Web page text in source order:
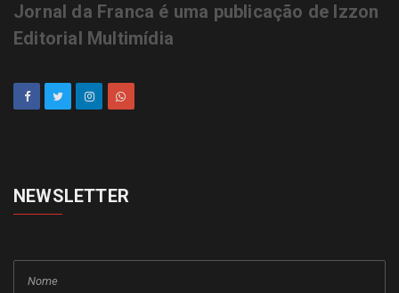
Jornal da Franca é uma publicação de Izzon
Editorial Multimídia
NEWSLETTER